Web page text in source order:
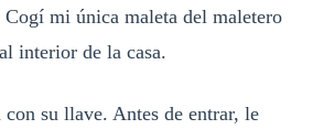
mi única maleta del maletero
interior de la casa.
su llave. Antes de entrar, le